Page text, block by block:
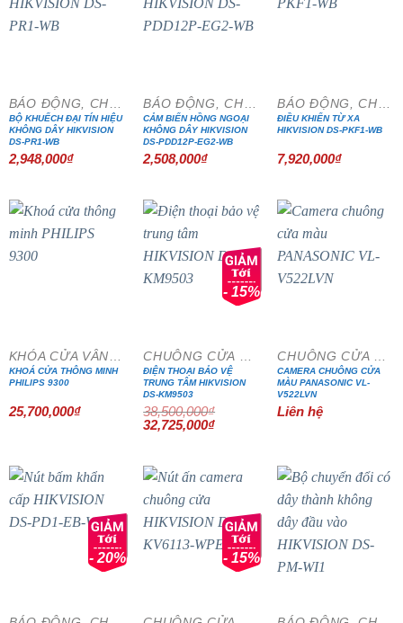
BỘ KHUẾCH ĐẠI TÍN HIỆU
KHÔNG DÂY HIKVISION
DS-PR1-WB
2,948,000₫
CẢM BIẾN HỒNG NGOẠI
KHÔNG DÂY HIKVISION
DS-PDD12P-EG2-WB
2,508,000₫
ĐIỀU KHIỂN TỪ XA
HIKVISION DS-PKF1-WB
7,920,000₫
KHOÁ CỬA THÔNG MINH
PHILIPS 9300
25,700,000₫
- 15%
ĐIỆN THOẠI BẢO VỆ
TRUNG TÂM HIKVISION
DS-KM9503
38,500,000₫
Giá
gốc
32,725,000₫Giá
32,725,000₫.
CAMERA CHUÔNG CỬA
MÀU PANASONIC VL-
V522LVN
Liên hệ
- 20% - 15%